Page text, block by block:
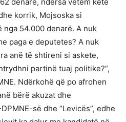
korrik, Mojsoska si
54.000 denarë. A nuk
paga e deputetes? A nuk
anë të shtireni si askete,
partinë tuaj politike?”,
Ndërkohë që po afrohen
bërë akuzat dhe
së dhe “Levicës”, edhe